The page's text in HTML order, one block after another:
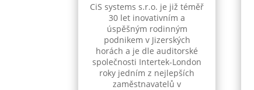
CiS systems s.r.o. je již téměř
30 let inovativním a
úspěšným rodinným
podnikem v Jizerských
horách a je dle auditorské
společnosti Intertek-London
roky jedním z nejlepších
zaměstnavatelů v